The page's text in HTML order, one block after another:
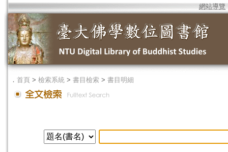
網站導覽
． 首頁 > 檢索系統 > 書目檢索 > 書目明細